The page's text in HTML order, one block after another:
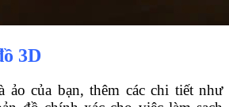
3D
ảo của bạn, thêm các chi tiết như